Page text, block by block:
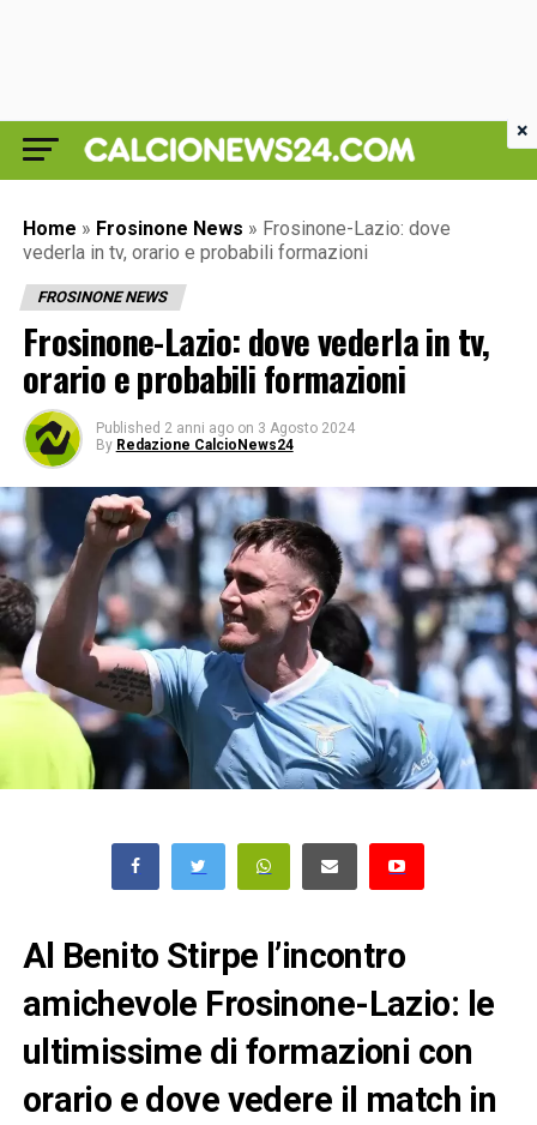
Home » Frosinone News » Frosinone-Lazio: dove
vederla in tv, orario e probabili formazioni
FROSINONE NEWS
Frosinone-Lazio: dove vederla in tv,
orario e probabili formazioni
Published 2 anni ago on 3 Agosto 2024
By Redazione CalcioNews24
Al Benito Stirpe l’incontro
amichevole Frosinone-Lazio: le
ultimissime di formazioni con
orario e dove vedere il match in
×